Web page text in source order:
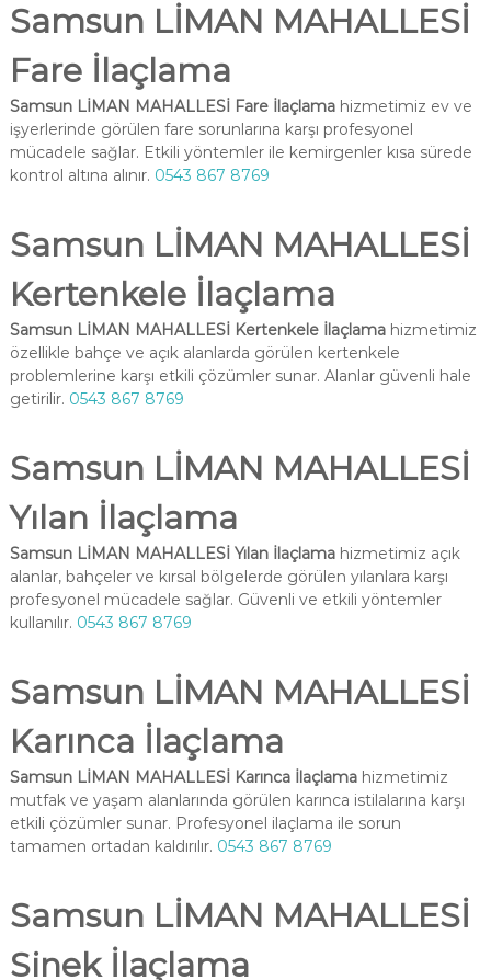
Samsun LİMAN MAHALLESİ
Fare İlaçlama
Samsun LİMAN MAHALLESİ Fare İlaçlamahizmetimiz ev ve
işyerlerinde görülen fare sorunlarına karşı profesyonel
mücadele sağlar. Etkili yöntemler ile kemirgenler kısa sürede
kontrol altına alınır. 0543 867 8769
Samsun LİMAN MAHALLESİ
Kertenkele İlaçlama
Samsun LİMAN MAHALLESİ Kertenkele İlaçlamahizmetimiz
özellikle bahçe ve açık alanlarda görülen kertenkele
problemlerine karşı etkili çözümler sunar. Alanlar güvenli hale
getirilir. 0543 867 8769
Samsun LİMAN MAHALLESİ
Yılan İlaçlama
Samsun LİMAN MAHALLESİ Yılan İlaçlamahizmetimiz açık
alanlar, bahçeler ve kırsal bölgelerde görülen yılanlara karşı
profesyonel mücadele sağlar. Güvenli ve etkili yöntemler
kullanılır. 0543 867 8769
Samsun LİMAN MAHALLESİ
Karınca İlaçlama
Samsun LİMAN MAHALLESİ Karınca İlaçlamahizmetimiz
mutfak ve yaşam alanlarında görülen karınca istilalarına karşı
etkili çözümler sunar. Profesyonel ilaçlama ile sorun
tamamen ortadan kaldırılır. 0543 867 8769
Samsun LİMAN MAHALLESİ
Sinek İlaçlama